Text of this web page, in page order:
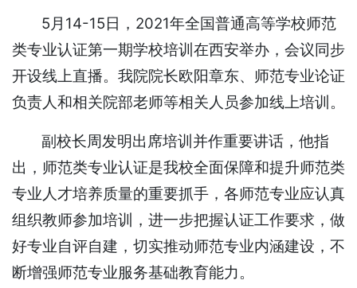
5月14-15日，2021年全国普通高等学校师范
类专业认证第一期学校培训在西安举办，会议同步
开设线上直播。我院院长欧阳章东、师范专业论证
负责人和相关院部老师等相关人员参加线上培训。
副校长周发明出席培训并作重要讲话，他指
出，师范类专业认证是我校全面保障和提升师范类
专业人才培养质量的重要抓手，各师范专业应认真
组织教师参加培训，进一步把握认证工作要求，做
好专业自评自建，切实推动师范专业内涵建设，不
断增强师范专业服务基础教育能力。